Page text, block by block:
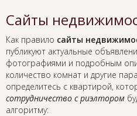
Сайты
Как правило сайты
публикуют актуальные
фотографиями и подробным
количество комнат и другие
определитесь с квартирой,
сотрудничество с риэлтором
алгоритму: